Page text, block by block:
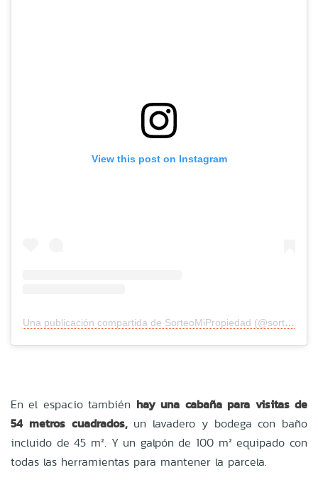
View this post on Instagram
Una publicación compartida de SorteoMiPropiedad (@sorteomipropiedad)
En el espacio también hay una cabaña para visitas de
54 metros cuadrados,un lavadero y bodega con baño
incluido de 45 m². Y un galpón de 100 m²equipado con
todas las herramientas para mantener la parcela.